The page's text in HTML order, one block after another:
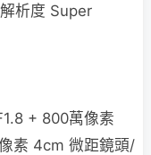
析度 Super
+ 800萬像素
素 4cm 微距鏡頭/